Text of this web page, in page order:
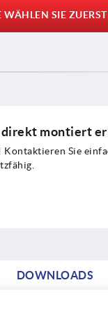
WÄHLEN SIE
montiert
Sie
DOWNLOADS